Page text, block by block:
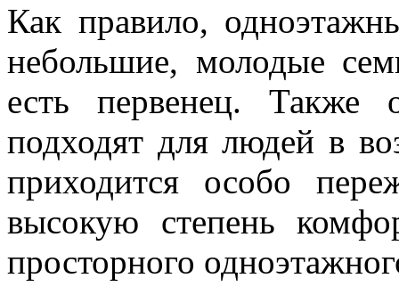
Как правило,
небольшие, молодые
есть первенец. Также
подходят для людей в
приходится особо
высокую степень
просторного